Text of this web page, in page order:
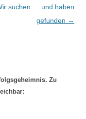
suchen … und haben
gefunden →
Zu